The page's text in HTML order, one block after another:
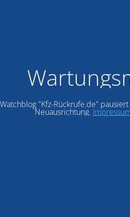
"Kfz-Rückrufe.de"
Neuausrichtung.